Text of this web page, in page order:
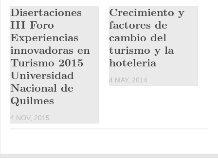
Disertaciones
III Foro
Experiencias
innovadoras en
Turismo 2015
Universidad
Nacional de
Quilmes
4 NOV, 2015
Crecimiento y
factores de
cambio del
turismo y la
hoteleria
4 MAY, 2014